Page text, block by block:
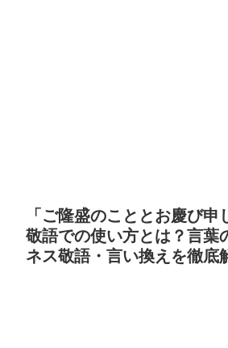
「ご隆盛のこととお慶び申
敬語での使い方とは？言葉
ネス敬語・言い換えを徹底